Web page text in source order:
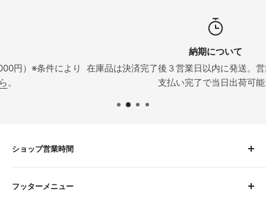
り 在庫品は決済完了後３営業日以内に発送。営業日の正午まで
支払い完了で当日出荷可能。
ショップ営業時間
土曜 9:00〜12:00
フッターメニュー